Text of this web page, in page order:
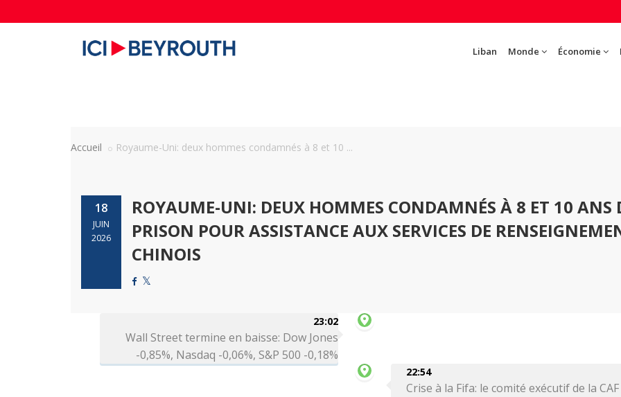
Liban Monde Économie
Accueil Royaume-Uni: deux hommes condamnés à 8 et 10 ...
18
JUIN
2026
ROYAUME-UNI: DEUX HOMMES CONDAMNÉS À 8 ET 10 ANS
PRISON POUR ASSISTANCE AUX SERVICES DE
CHINOIS
23:02
Wall Street termine en baisse: Dow Jones
-0,85%, Nasdaq -0,06%, S&P 500 -0,18%
22:54
Crise à la Fifa: le comité exécutif de la CAF